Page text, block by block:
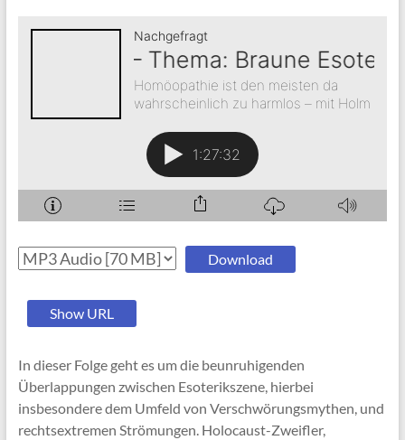
Download
Show URL
In dieser Folge geht es um die beunruhigenden
Überlappungen zwischen Esoterikszene, hierbei
insbesondere dem Umfeld von Verschwörungsmythen, und
rechtsextremen Strömungen. Holocaust-Zweifler,